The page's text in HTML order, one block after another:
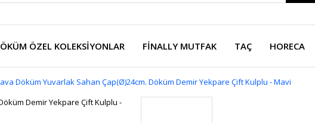
ÖZEL KOLEKSİYONLAR FİNALLY MUTFAK TAÇ HORECA
Döküm Yuvarlak Sahan Çap(Ø)24cm. Döküm Demir Yekpare Çift Kulplu - Mavi